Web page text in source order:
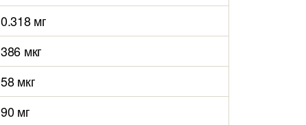
0.318 мг
386 мкг
58 мкг
90 мг